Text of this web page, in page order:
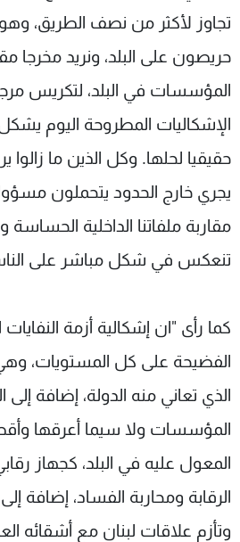
تجاوز لأكثر من نصف الطريق،
حريصون على البلد، ونريد مخرجا
المؤسسات في البلد، لتكريس
الإشكاليات المطروحة اليوم
حقيقيا لحلها. وكل الذين ما
يجري خارج الحدود يتحملون
مقاربة ملفاتنا الداخلية الحساسة
تنعكس في شكل مباشر على
كما رأى "ان إشكالية أزمة
الفضيحة على كل المستويات،
الذي تعاني منه الدولة، إضافة إلى
المؤسسات ولا سيما أعرقها
المعول عليه في البلد، كجهاز
الرقابة ومحاربة الفساد، إضافة
وتأزم علاقات لبنان مع أشقائه